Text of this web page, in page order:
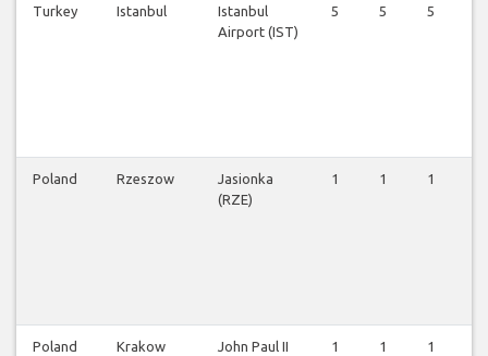
Turkey Istanbul
Istanbul
Airport (IST)
5 5 5
Poland Rzeszow
Jasionka
(RZE)
1 1 1
Poland Krakow
John Paul II
1 1 1